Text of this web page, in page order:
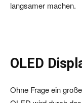
langsamer machen.
OLED
Ohne Frage ein